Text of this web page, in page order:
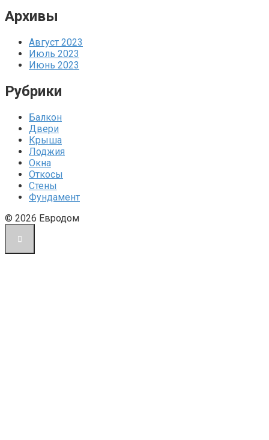
Архивы
Август 2023
Июль 2023
Июнь 2023
Рубрики
Балкон
Двери
Крыша
Лоджия
Окна
Откосы
Стены
Фундамент
© 2026 Евродом